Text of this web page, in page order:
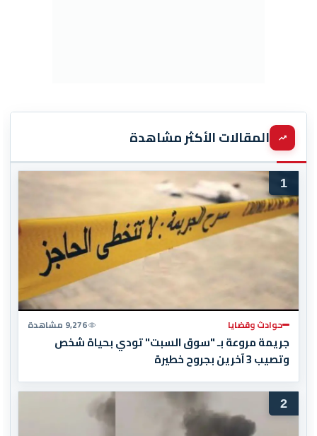
المقالات الأكثر مشاهدة
1
حوادث وقضايا 9,276 مشاهدة
جريمة مروعة بـ "سوق السبت" تودي بحياة شخص
وتصيب 3 آخرين بجروح خطيرة
2